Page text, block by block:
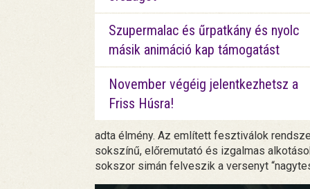
Szupermalac és űrpatkány és nyolc
másik animáció kap támogatást
November végéig jelentkezhetsz a
Friss Húsra!
adta élmény. Az említett fesztiválok
sokszínű, előremutató és izgalmas
sokszor simán felveszik a versenyt